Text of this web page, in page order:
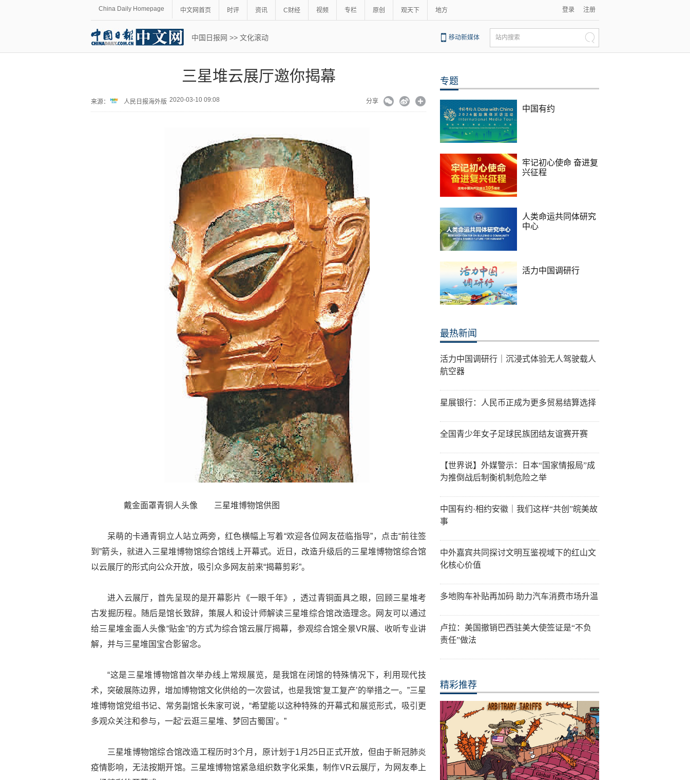
China Daily Homepage 中文网首页 时评 资讯 C财经 视频 专栏 原创 观天下 地方 登录 注册
中国日报网 >> 文化滚动 移动新媒体 站内搜索
三星堆云展厅邀你揭幕
来源： 人民日报海外版 2020-03-10 09:08 分享
戴金面罩青铜人头像 三星堆博物馆供图
呆萌的卡通青铜立人站立两旁，红色横幅上写着“欢迎各位网友莅临指导”，点击“前往签
到”箭头，就进入三星堆博物馆综合馆线上开幕式。近日，改造升级后的三星堆博物馆综合馆
以云展厅的形式向公众开放，吸引众多网友前来“揭幕剪彩”。
进入云展厅，首先呈现的是开幕影片《一眼千年》，透过青铜面具之眼，回顾三星堆考
古发掘历程。随后是馆长致辞，策展人和设计师解读三星堆综合馆改造理念。网友可以通过
给三星堆金面人头像“贴金”的方式为综合馆云展厅揭幕，参观综合馆全景VR展、收听专业讲
解，并与三星堆国宝合影留念。
“这是三星堆博物馆首次举办线上常规展览，是我馆在闭馆的特殊情况下，利用现代技
术，突破展陈边界，增加博物馆文化供给的一次尝试，也是我馆‘复工复产’的举措之一。”三星
堆博物馆党组书记、常务副馆长朱家可说，“希望能以这种特殊的开幕式和展览形式，吸引更
多观众关注和参与，一起‘云逛三星堆、梦回古蜀国’。”
三星堆博物馆综合馆改造工程历时3个月，原计划于1月25日正式开放，但由于新冠肺炎
疫情影响，无法按期开馆。三星堆博物馆紧急组织数字化采集，制作VR云展厅，为网友奉上
专题
中国有约
牢记初心使命 奋进复
兴征程
人类命运共同体研究
中心
活力中国调研行
最热新闻
活力中国调研行｜沉浸式体验无人驾驶载人
航空器
星展银行：人民币正成为更多贸易结算选择
全国青少年女子足球民族团结友谊赛开赛
【世界说】外媒警示：日本“国家情报局”成
为推倒战后制衡机制危险之举
中国有约·相约安徽｜我们这样“共创”皖美故
事
中外嘉宾共同探讨文明互鉴视域下的红山文
化核心价值
多地购车补贴再加码 助力汽车消费市场升温
卢拉：美国撤销巴西驻美大使签证是“不负
责任”做法
精彩推荐